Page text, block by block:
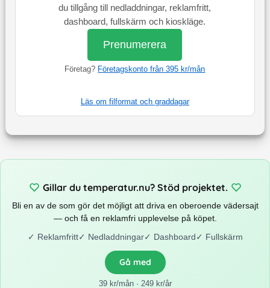
du tillgång till nedladdningar, reklamfritt,
dashboard, fullskärm och kioskläge.
Prenumerera
Företag? Företagskonto från 395 kr/mån
Läs om filformat och graddagar
Gillar du temperatur.nu? Stöd projektet.
Bli en av de som gör det möjligt att driva en oberoende vädersajt
— och få en reklamfri upplevelse på köpet.
✓ Reklamfritt✓ Nedladdningar✓ Dashboard✓ Fullskärm
Gå med
39 kr/mån · 249 kr/år